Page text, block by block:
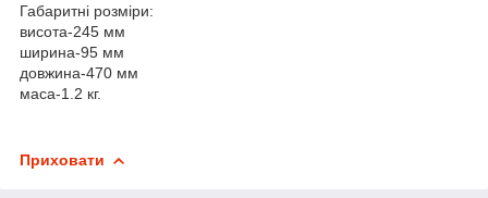
Габаритні розміри:
висота-245 мм
ширина-95 мм
довжина-470 мм
маса-1.2 кг.
Приховати